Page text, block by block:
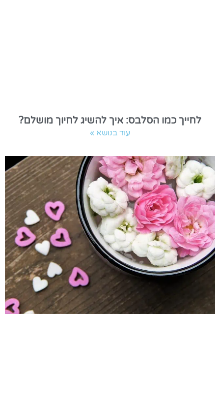
לחייך כמו הסלבס: איך להשיג לחיוך מושלם?
עוד בנושא »